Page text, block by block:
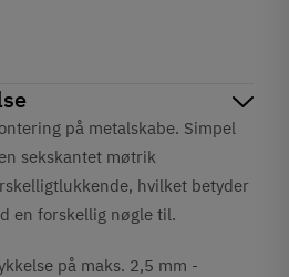
på metalskabe. Simpel
sekskantet møtrik
hvilket betyder
en forskellig nøgle til.
på maks. 2,5 mm -